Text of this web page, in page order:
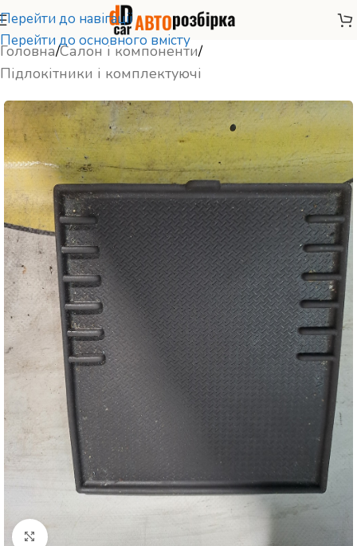
Перейти до навігації
Перейти до основного вмісту
Головна/Салон і компоненти/
Підлокітники і комплектуючі
Натисніть, щоб збільшити